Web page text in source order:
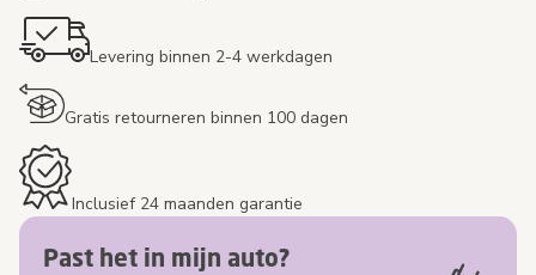
Levering binnen 2-4 werkdagen
Gratis retourneren binnen 100 dagen
Inclusief 24 maanden garantie
Past het in mijn auto?